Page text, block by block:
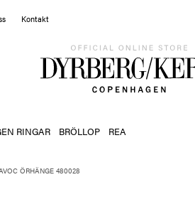
Kontakt
RINGAR BRÖLLOP REA
ÖRHÄNGE 480028